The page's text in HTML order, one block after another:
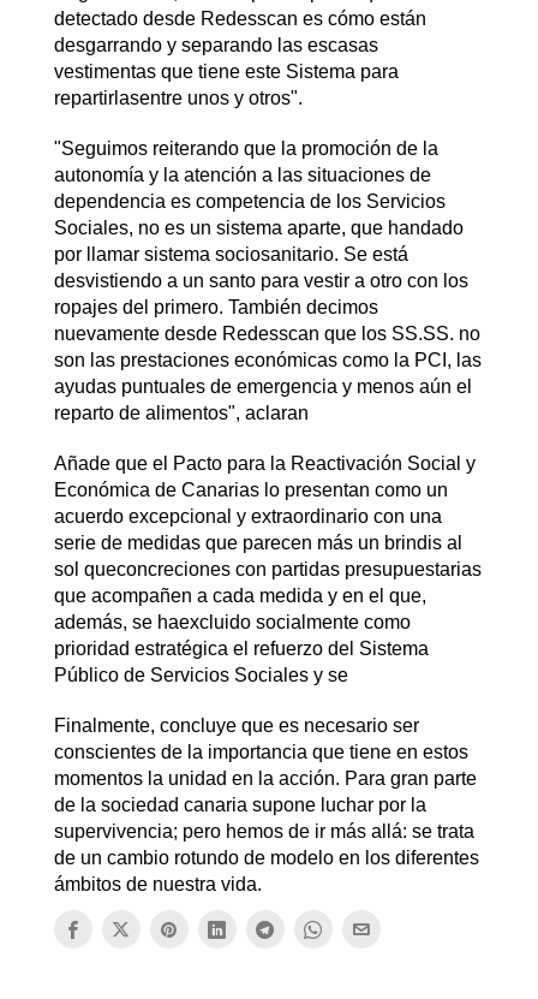
detectado desde Redesscan es cómo están
desgarrando y separando las escasas
vestimentas que tiene este Sistema para
repartirlasentre unos y otros".
"Seguimos reiterando que la promoción de la
autonomía y la atención a las situaciones de
dependencia es competencia de los Servicios
Sociales, no es un sistema aparte, que handado
por llamar sistema sociosanitario. Se está
desvistiendo a un santo para vestir a otro con los
ropajes del primero. También decimos
nuevamente desde Redesscan que los SS.SS. no
son las prestaciones económicas como la PCI, las
ayudas puntuales de emergencia y menos aún el
reparto de alimentos", aclaran
Añade que el Pacto para la Reactivación Social y
Económica de Canarias lo presentan como un
acuerdo excepcional y extraordinario con una
serie de medidas que parecen más un brindis al
sol queconcreciones con partidas presupuestarias
que acompañen a cada medida y en el que,
además, se haexcluido socialmente como
prioridad estratégica el refuerzo del Sistema
Público de Servicios Sociales y se
Finalmente, concluye que es necesario ser
conscientes de la importancia que tiene en estos
momentos la unidad en la acción. Para gran parte
de la sociedad canaria supone luchar por la
supervivencia; pero hemos de ir más allá: se trata
de un cambio rotundo de modelo en los diferentes
ámbitos de nuestra vida.